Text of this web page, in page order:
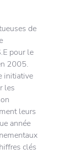
de
pour le
2005.
initiative
les
leurs
année
clés